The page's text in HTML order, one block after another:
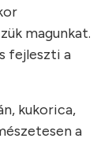
magunkat.
fejleszti a
kukorica,
a